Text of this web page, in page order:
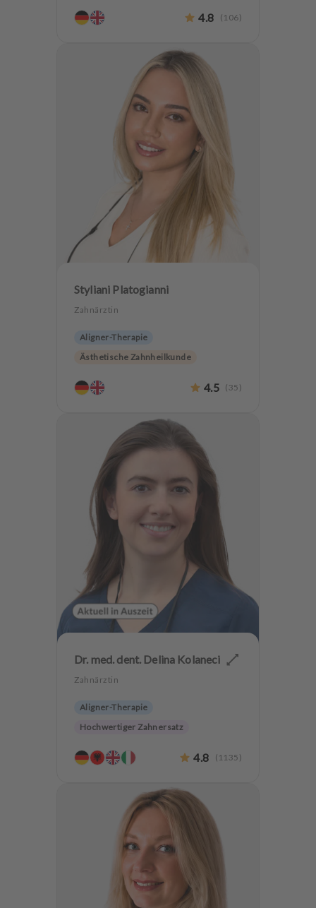
Zahnerhaltung
4.8 ( 106)
Styliani Platogianni
Zahnärztin
Aligner-Therapie
Ästhetische Zahnheilkunde
4.5 ( 35 )
Dr. med. dent. Delina Kolaneci
Zahnärztin
Aligner-Therapie
Hochwertiger Zahnersatz
4.8 ( 1135 )